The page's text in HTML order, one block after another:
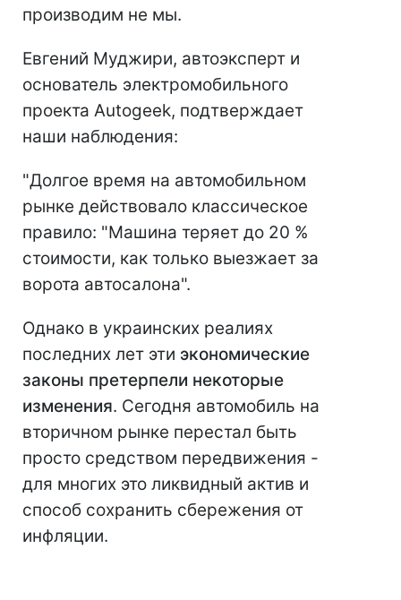
производим не мы.
Евгений Муджири, автоэксперт и
основатель электромобильного
проекта Autogeek, подтверждает
наши наблюдения:
"Долгое время на автомобильном
рынке действовало классическое
правило: "Машина теряет до 20 %
стоимости, как только выезжает за
ворота автосалона".
Однако в украинских реалиях
последних лет эти экономические
законы претерпели некоторые
изменения. Сегодня автомобиль на
вторичном рынке перестал быть
просто средством передвижения -
для многих это ликвидный актив и
способ сохранить сбережения от
инфляции.